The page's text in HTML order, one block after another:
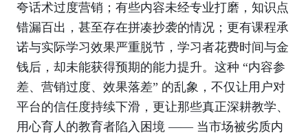
夸话术过度营销；有些内容未经专业打磨，知识点
错漏百出，甚至存在拼凑抄袭的情况；更有课程承
诺与实际学习效果严重脱节，学习者花费时间与金
钱后，却未能获得预期的能力提升。这种 “内容参
差、营销过度、效果落差” 的乱象，不仅让用户对
平台的信任度持续下滑，更让那些真正深耕教学、
用心育人的教育者陷入困境 —— 当市场被劣质内